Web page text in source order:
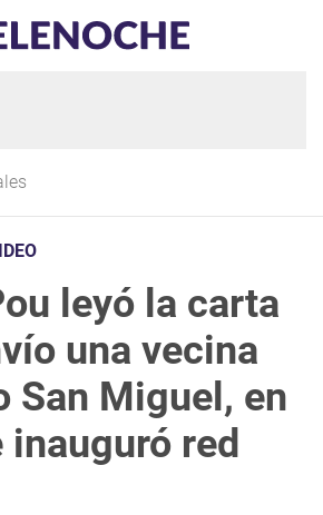
leyó la carta
una vecina
San Miguel, en
inauguró red